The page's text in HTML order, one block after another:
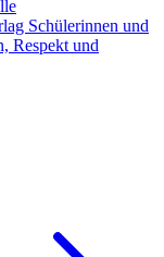
Schülerinnen und
Respekt und